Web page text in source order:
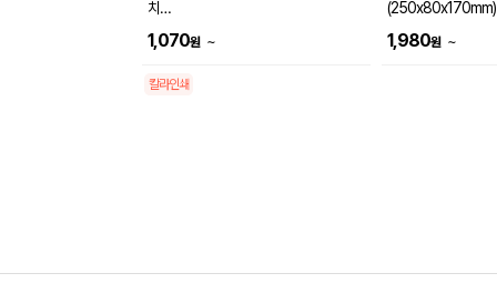
치
(180x135mm)
1,070원 ~
칼라인쇄
(250x80x170mm)
1,980원 ~